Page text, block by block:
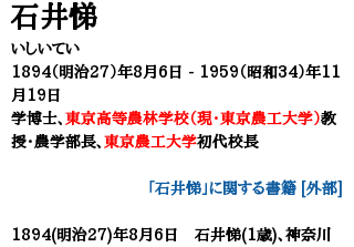
石井悌
いしいてい
1894（明治27）年8月6日 - 1959（昭和34）年11
月19日
学博士、 東京高等農林学校（現・東京農工大学）教
授・農学部長、 東京農工大学初代校長
「石井悌」に関する書籍 [外部]
1894(明治27)年8月6日 石井悌(1歳)、神奈川